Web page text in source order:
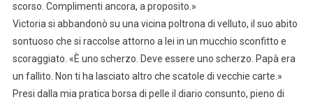
scorso. Complimenti ancora, a proposito.»
Victoria si abbandonò su una vicina poltrona di velluto, il suo abito
sontuoso che si raccolse attorno a lei in un mucchio sconfitto e
scoraggiato. «È uno scherzo. Deve essere uno scherzo. Papà era
un fallito. Non ti ha lasciato altro che scatole di vecchie carte.»
Presi dalla mia pratica borsa di pelle il diario consunto, pieno di